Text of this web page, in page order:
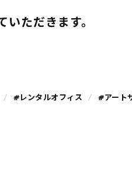
ただきます。
#レンタルオフィス #アート